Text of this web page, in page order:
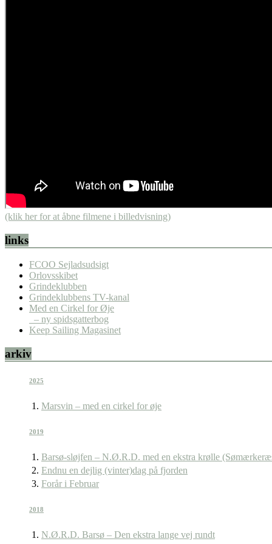
(klik her for at åbne filmene i billedvisning)
links
FCOO Sejladsudsigt
Orlovsskibet
Grindeklubben
Grindeklubbens TV-kanal
Med en Cirkel for Øje
– ny spidsgatterbog
Keep Sailing Magasinet
arkiv
2025
Marsvin – med en cirkel for øje
2019
Barsø-sløjfen – N.Ø.R.D. med en ekstra krølle
Endnu en dejlig (vinter)dag på fjorden
Forår i Februar
2018
N.Ø.R.D. Barsø – Den ekstra lange vej rundt